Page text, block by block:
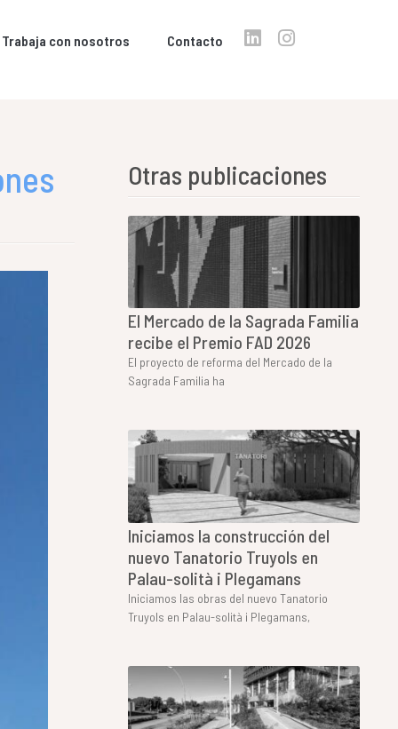
Trabaja con nosotros Contacto
Otras publicaciones
El Mercado de la Sagrada Familia
recibe el Premio FAD 2026
El proyecto de reforma del Mercado de la
Sagrada Familia ha
Iniciamos la construcción del
nuevo Tanatorio Truyols en
Palau-solità i Plegamans
Iniciamos las obras del nuevo Tanatorio
Truyols en Palau-solità i Plegamans,